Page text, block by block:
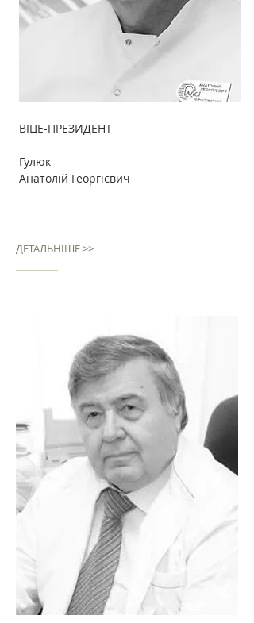
ВІЦЕ-ПРЕЗИДЕНТ
Гулюк
Анатолій Георгієвич
ДЕТАЛЬНІШЕ >>